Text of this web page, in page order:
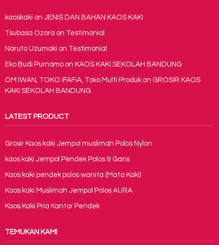
kaoskaki on JENIS DAN BAHAN KAOS KAKI
Tsubasa Ozora on Testimonial
Naruto Uzumaki on Testimonial
Eko Budi Purnomo on KAOS KAKI SEKOLAH BANDUNG
OM IWAN, TOKO iFAFiA, Toko Multi Produk on GROSIR KAOS
KAKI SEKOLAH BANDUNG
LATEST PRODUCT
Grosir Kaos kaki Jempol muslimah Polos Nylon
kaos kaki Jempol Pendek Polos & Garis
Kaos kaki pendek polos wanita (Mata Kaki)
Kaos kaki Muslimah Jempol Polos AURA
Kaos Kaki Pria Kantor Pendek
TEMUKAN KAMI